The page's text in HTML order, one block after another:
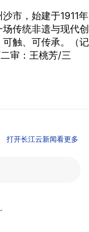
市，始建于1911年
传统非遗与现代创
触、可传承。（记
审：王桃芳/三
打开长江云新闻看更多